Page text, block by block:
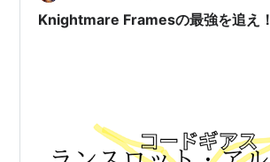
Knightmare Framesの最強を追え！